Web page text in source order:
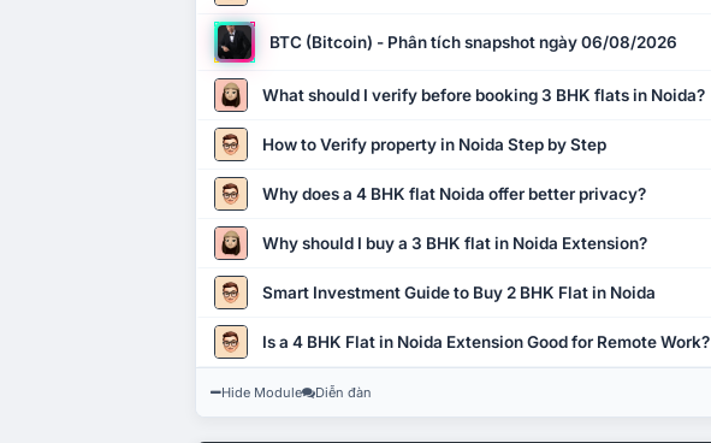
BTC (Bitcoin) - Phân tích snapshot ngày 06/08/2026
What should I verify before booking 3 BHK flats in Noida?
How to Verify property in Noida Step by Step
Why does a 4 BHK flat Noida offer better privacy?
Why should I buy a 3 BHK flat in Noida Extension?
Smart Investment Guide to Buy 2 BHK Flat in Noida
Is a 4 BHK Flat in Noida Extension Good for Remote Work?
Hide Module Diễn đàn